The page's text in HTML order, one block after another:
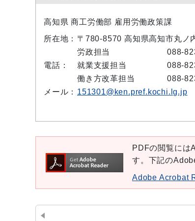
高知県 商工労働部 雇用労働政策課
所在地： 〒780-8570 高知県高知市丸ノ
電話：
労政担当
088-
就業支援担当
088-
働き方改革担当
088-
メール： 151301@ken.pref.kochi.lg.jp
PDFの閲覧には
す。下記の
Adobe Acrobat